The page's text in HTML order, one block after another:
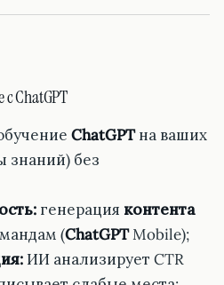
ChatGPT
ChatGPTна ваших
знаний) без
генерация контента
(ChatGPTMobile);
ИИ анализирует CTR